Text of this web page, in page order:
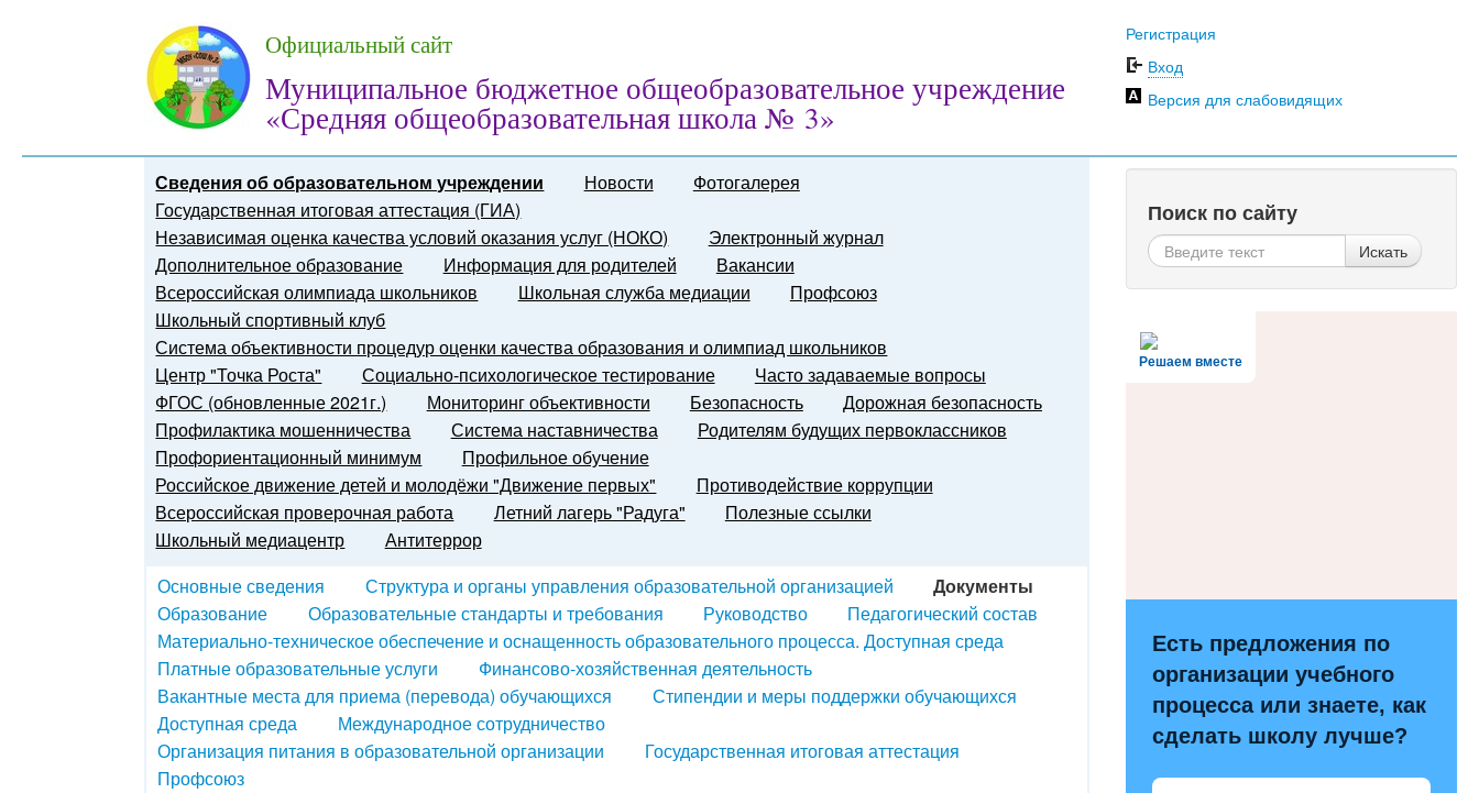
Официальный сайт
Муниципальное бюджетное общеобразовательное учреждение
«Средняя общеобразовательная школа № 3»
Регистрация
Вход
Версия для слабовидящих
Сведения об образовательном учреждении Новости
Фотогалерея
Государственная итоговая аттестация (ГИА)
Независимая оценка качества условий оказания услуг (НОКО)
Электронный журнал
Дополнительное образование
Информация для родителей
Вакансии
Всероссийская олимпиада школьников
Школьная служба медиации
Профсоюз
Школьный спортивный клуб
Система объективности процедур оценки качества образования и олимпиад школьников
Центр "Точка Роста"
Социально-психологическое тестирование
Часто задаваемые вопросы
ФГОС (обновленные 2021г.)
Мониторинг объективности Безопасность
Дорожная безопасность
Профилактика мошенничества
Система наставничества
Родителям будущих первоклассников
Профориентационный минимум
Профильное обучение
Российское движение детей и молодёжи "Движение первых"
Противодействие коррупции
Всероссийская проверочная работа
Летний лагерь "Радуга"
Полезные ссылки
Школьный медиацентр
Антитеррор
Основные сведения
Структура и органы управления образовательной организацией
Документы
Образование
Образовательные стандарты и требования Руководство
Педагогический состав
Материально-техническое обеспечение и оснащенность образовательного процесса. Доступная среда
Платные образовательные услуги
Финансово-хозяйственная деятельность
Вакантные места для приема (перевода) обучающихся
Стипендии и меры поддержки обучающихся
Доступная среда
Международное сотрудничество
Организация питания в образовательной организации
Государственная итоговая аттестация
Профсоюз
Поиск по сайту
Искать
Решаем вместе
Есть предложения по
организации учебного
процесса или знаете, как
сделать школу лучше?